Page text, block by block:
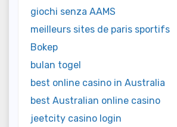
giochi senza AAMS
meilleurs sites de paris sportifs
Bokep
bulan togel
best online casino in Australia
best Australian online casino
jeetcity casino login